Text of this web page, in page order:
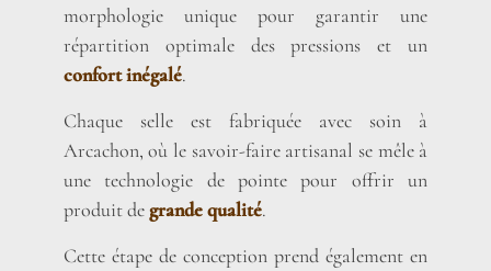
morphologie unique pour garantir une
répartition optimale des pressions et un
confort inégalé.
Chaque selle est fabriquée avec soin à
Arcachon, où le savoir-faire artisanal se mêle à
une technologie de pointe pour offrir un
produit degrande qualité.
Cette étape de conception prend également en